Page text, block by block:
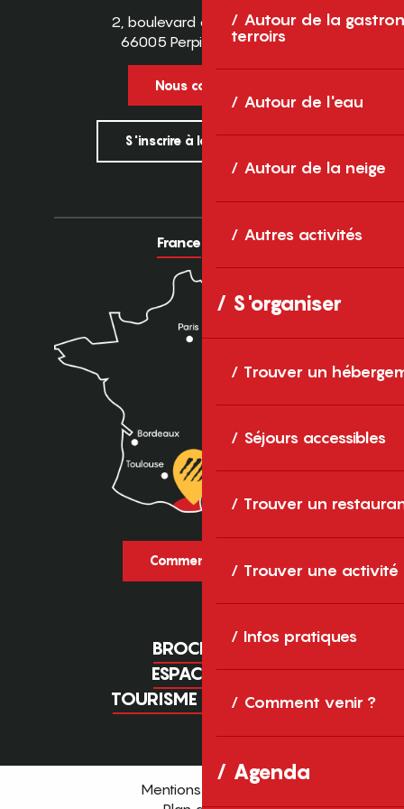
Autour de la
terroirs
Autour de l'eau
Autour de la neige
Autres activités
S'organiser
Trouver un
Séjours accessibles
Trouver un
Trouver une activité
Infos pratiques
Comment venir ?
Agenda
2, boulevard des Pyrénées
66005 Perpignan Cedex
Nous contacter
S'inscrire à la newsletter
France Europe
Comment venir ?
BROCHURES
ESPACE PRO
TOURISME D'AFFAIRES
Mentions légales